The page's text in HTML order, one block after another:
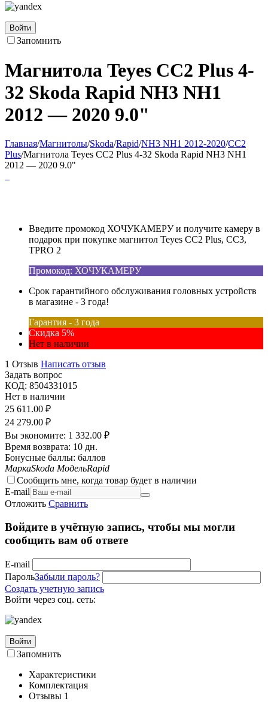
Войти
Запомнить
Магнитола Teyes CC2 Plus 4-
32 Skoda Rapid NH3 NH1
2012 — 2020 9.0"
Главная/Магнитолы/Skoda/Rapid/NH3 NH1 2012-2020/CC2
Plus/Магнитола Teyes CC2 Plus 4-32 Skoda Rapid NH3 NH1
2012 — 2020 9.0"
Введите промокод ХОЧУКАМЕРУ и получите камеру в
подарок при покупке магнитол Teyes CC2 Plus, CC3,
TPRO 2
Промокод: ХОЧУКАМЕРУ
Срок гарантийного обслуживания головных устройств
в магазине - 3 года!
Гарантия - 3 года
Скидка 5%
Нет в наличии
1 Отзыв Написать отзыв
Задать вопрос
КОД: 8504331015
Нет в наличии
25 611.00 ₽
24 279.00 ₽
Вы экономите: 1 332.00 ₽
Время возврата: 10 дн.
Бонусные баллы: баллов
МаркаSkoda МодельRapid
Сообщить мне, когда товар будет в наличии
E-mail
Отложить Сравнить
Войдите в учётную запись, чтобы мы могли
сообщить вам об ответе
E-mail
ПарольЗабыли пароль?
Создать учетную запись
Войти через соц. сеть:
Войти
Запомнить
Характеристики
Комплектация
Отзывы 1